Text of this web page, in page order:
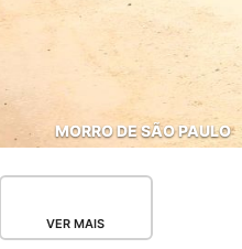
MORRO DE SÃO PAULO
VER MAIS